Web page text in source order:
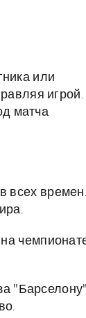
или
игрой.
матча
всех